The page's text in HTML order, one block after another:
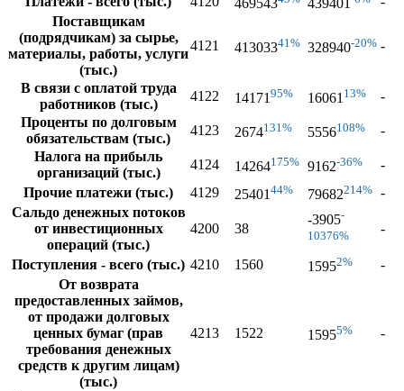
469543 439401
Поставщикам
(подрядчикам) за сырье,
материалы, работы, услуги
(тыс.)
4121 41303341% 328940-20% -
В связи с оплатой труда
работников (тыс.)
4122 14171 95% 16061 13%
-
Проценты по долговым
обязательствам (тыс.)
4123 2674131% 5556108%
-
Налога на прибыль
организаций (тыс.)
4124 14264175% 9162-36%
-
Прочие платежи (тыс.)
4129 25401 44% 79682214% -
Сальдо денежных потоков
от инвестиционных
операций (тыс.)
4200 38
-3905-
10376%
-
Поступления - всего (тыс.) 4210 1560 15952%
-
От возврата
предоставленных займов,
от продажи долговых
ценных бумаг (прав
требования денежных
средств к другим лицам)
(тыс.)
4213 1522 15955% -